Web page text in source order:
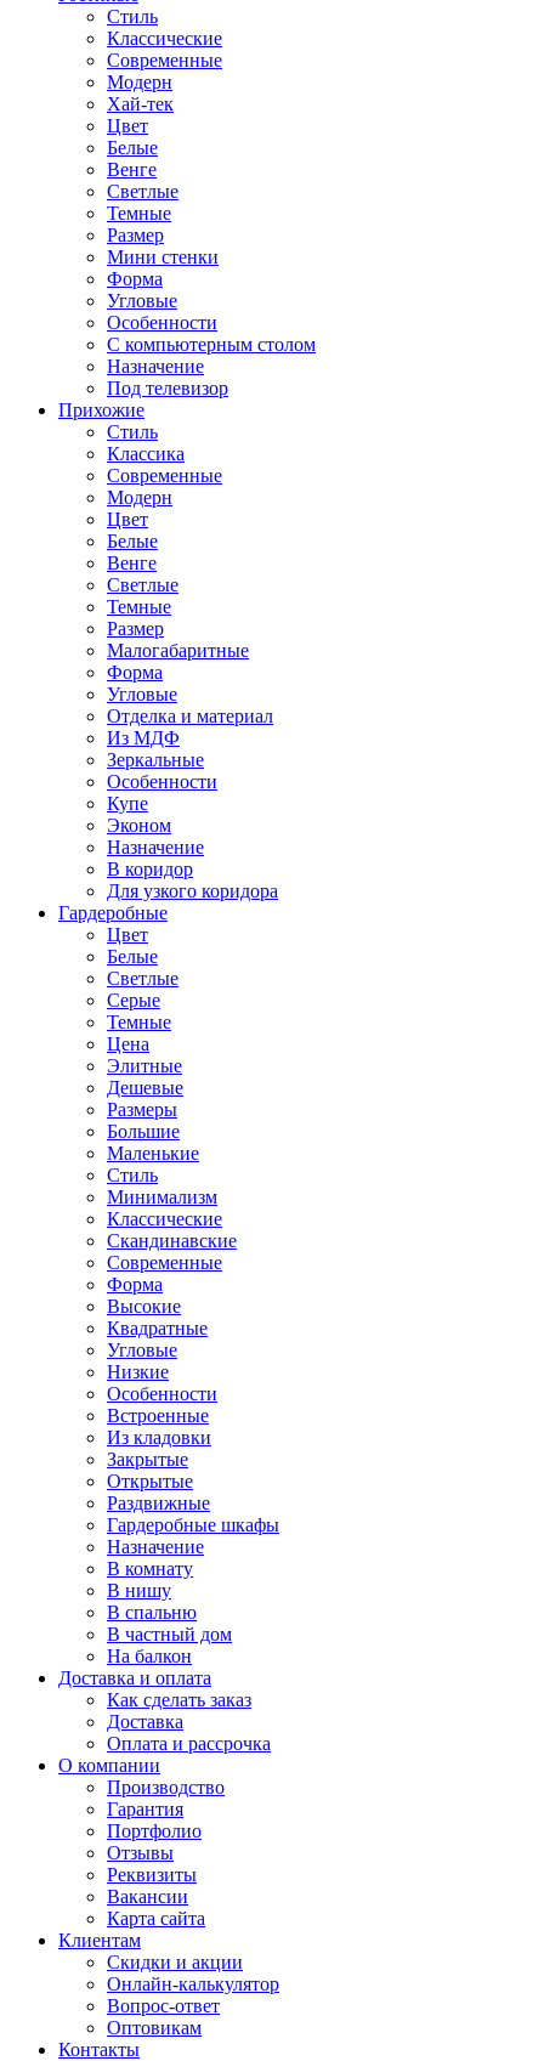
Стиль
Классические
Современные
Модерн
Хай-тек
Цвет
Белые
Венге
Светлые
Темные
Размер
Мини стенки
Форма
Угловые
Особенности
С компьютерным столом
Назначение
Под телевизор
Прихожие
Стиль
Классика
Современные
Модерн
Цвет
Белые
Венге
Светлые
Темные
Размер
Малогабаритные
Форма
Угловые
Отделка и материал
Из МДФ
Зеркальные
Особенности
Купе
Эконом
Назначение
В коридор
Для узкого коридора
Гардеробные
Цвет
Белые
Светлые
Серые
Темные
Цена
Элитные
Дешевые
Размеры
Большие
Маленькие
Стиль
Минимализм
Классические
Скандинавские
Современные
Форма
Высокие
Квадратные
Угловые
Низкие
Особенности
Встроенные
Из кладовки
Закрытые
Открытые
Раздвижные
Гардеробные шкафы
Назначение
В комнату
В нишу
В спальню
В частный дом
На балкон
Доставка и оплата
Как сделать заказ
Доставка
Оплата и рассрочка
О компании
Производство
Гарантия
Портфолио
Отзывы
Реквизиты
Вакансии
Карта сайта
Клиентам
Скидки и акции
Онлайн-калькулятор
Вопрос-ответ
Оптовикам
Контакты